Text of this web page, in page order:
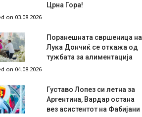
Црна Гора!
on 03.08.2026
Поранешната свршеница на
Лука Дончиќ се откажа од
тужбата за алиментација
on 04.08.2026
Густаво Лопез си летна за
Аргентина, Вардар остана
вез асистентот на Фабијани